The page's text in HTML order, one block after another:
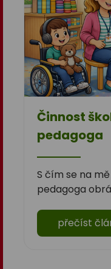
Činnost
pedagoga
S čím se na
pedagoga
přečíst